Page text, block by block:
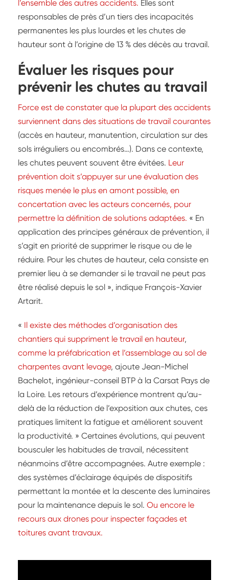
l’ensemble des autres accidents. Elles sont
responsables de près d’un tiers des incapacités
permanentes les plus lourdes et les chutes de
hauteur sont à l’origine de 13 % des décès au travail.
Évaluer les risques pour
prévenir les chutes au travail
Force est de constater que la plupart des accidents
surviennent dans des situations de travail courantes
(accès en hauteur, manutention, circulation sur des
sols irréguliers ou encombrés…). Dans ce contexte,
les chutes peuvent souvent être évitées. Leur
prévention doit s’appuyer sur une évaluation des
risques menée le plus en amont possible, en
concertation avec les acteurs concernés, pour
permettre la définition de solutions adaptées. « En
application des principes généraux de prévention, il
s’agit en priorité de supprimer le risque ou de le
réduire. Pour les chutes de hauteur, cela consiste en
premier lieu à se demander si le travail ne peut pas
être réalisé depuis le sol », indique François-Xavier
Artarit.
« Il existe des méthodes d’organisation des
chantiers qui suppriment le travail en hauteur,
comme la préfabrication et l’assemblage au sol de
charpentes avant levage, ajoute Jean-Michel
Bachelot, ingénieur-conseil BTP à la Carsat Pays de
la Loire. Les retours d’expérience montrent qu’au-
delà de la réduction de l’exposition aux chutes, ces
pratiques limitent la fatigue et améliorent souvent
la productivité. » Certaines évolutions, qui peuvent
bousculer les habitudes de travail, nécessitent
néanmoins d’être accompagnées. Autre exemple :
des systèmes d’éclairage équipés de dispositifs
permettant la montée et la descente des luminaires
pour la maintenance depuis le sol. Ou encore le
recours aux drones pour inspecter façades et
toitures avant travaux.